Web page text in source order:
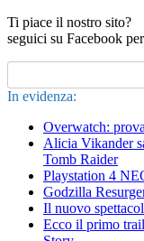
Ti piace il nostro sito?
seguici su Facebook
In evidenza:
Overwatch:
Alicia Vikander
Tomb Raider
Playstation 4
Godzilla
Il nuovo
Ecco il primo